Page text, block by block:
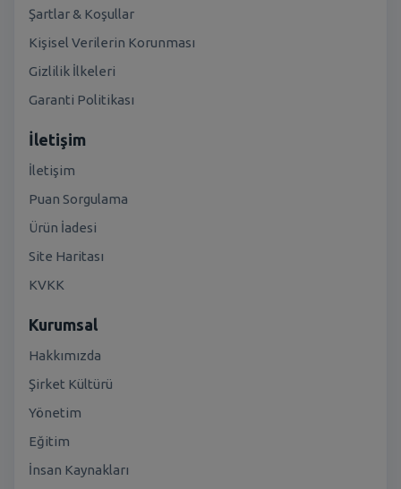
Şartlar & Koşullar
Kişisel Verilerin Korunması
Gizlilik İlkeleri
Garanti Politikası
İletişim
İletişim
Puan Sorgulama
Ürün İadesi
Site Haritası
KVKK
Kurumsal
Hakkımızda
Şirket Kültürü
Yönetim
Eğitim
İnsan Kaynakları